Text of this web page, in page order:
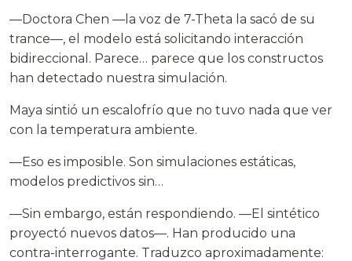
—Doctora Chen —la voz de 7-Theta la sacó de su
trance—, el modelo está solicitando interacción
bidireccional. Parece… parece que los constructos
han detectado nuestra simulación.
Maya sintió un escalofrío que no tuvo nada que ver
con la temperatura ambiente.
—Eso es imposible. Son simulaciones estáticas,
modelos predictivos sin…
—Sin embargo, están respondiendo. —El sintético
proyectó nuevos datos—. Han producido una
contra-interrogante. Traduzco aproximadamente: